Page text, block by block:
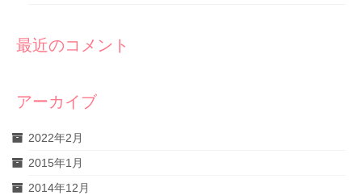
最近のコメント
アーカイブ
2022年2月
2015年1月
2014年12月